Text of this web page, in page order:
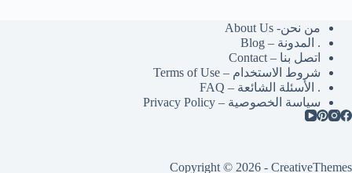
من نحن- About Us
. المدونة – Blog
اتصل بنا – Contact
شروط الاستخدام – Terms of Use
. الأسئلة الشائعة – FAQ
سياسة الخصوصية – Privacy Policy
Copyright © 2026 - CreativeThemes